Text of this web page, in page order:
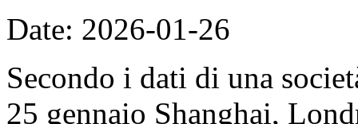
Date: 2026-01-26
Secondo i dati di una
25 gennaio Shanghai,